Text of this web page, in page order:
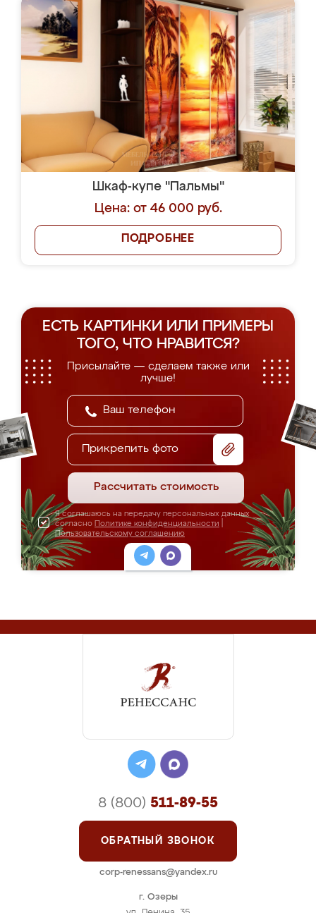
Шкаф-купе "Пальмы"
Цена: от 46 000 руб.
ПОДРОБНЕЕ
ЕСТЬ КАРТИНКИ ИЛИ ПРИМЕРЫ
ТОГО, ЧТО НРАВИТСЯ?
Присылайте — сделаем также или
лучше!
Прикрепить фото
Рассчитать стоимость
Я соглашаюсь на передачу персональных данных
согласно Политике конфиденциальности
Пользовательскому соглашению
г. Озеры
8 (800) 511-89-55
ОБРАТНЫЙ ЗВОНОК
corp-renessans@yandex.ru